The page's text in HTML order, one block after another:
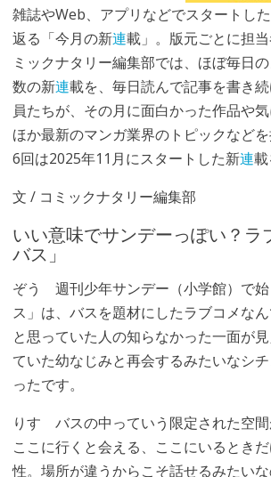
雑誌やWeb、アプリなどでスタートし
返る「今月の新連載」。版元ごとに担
ミックナタリー編集部では、ほぼ毎日
数の新連載を、毎日読んで記事を書き
員たちが、その月に面白かった作品や
ほか最新のマンガ業界のトピックなど
6回は2025年11月にスタートした新連載
文 / コミックナタリー編集部
いい意味でサンデーっぽい？ラ
バス」
ぞう
週刊少年サンデー（小学館）で
ス」は、バスを題材にしたラブコメな
と思っていた人の知らなかった一面が
ていた幼なじみと再会するみたいなシ
ったです。
りす バスの中っていう限定された空間
ここに行くと会える、ここにいるとき
性。場所が違うからこそ話せるみたい